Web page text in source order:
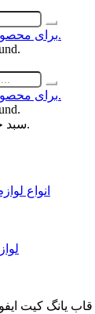
برای محصولات بیشتر کلیک کنید.
برای محصولات بیشتر کلیک کنید.
سبد خرید شما خالی است.
انواع